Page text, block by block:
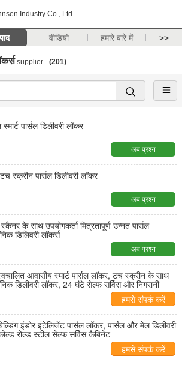
Industry Co., Ltd.
वीडियो हमारे बारे में >>
supplier. (201)
पार्सल डिलीवरी लॉकर
अब प्रश्न
स्क्रीन पार्सल डिलीवरी लॉकर
अब प्रश्न
के साथ उपयोगकर्ता मित्रतापूर्ण उन्नत पार्सल
डिलिवरी लॉकर्स
अब प्रश्न
आवासीय स्मार्ट पार्सल लॉकर, टच स्क्रीन के साथ
डिलीवरी लॉकर, 24 घंटे सेल्फ सर्विस और निगरानी
हमसे संपर्क करें
इंडोर इंटेलिजेंट पार्सल लॉकर, पार्सल और मेल डिलीवरी
रोल्ड स्टील सेल्फ सर्विस कैबिनेट
हमसे संपर्क करें